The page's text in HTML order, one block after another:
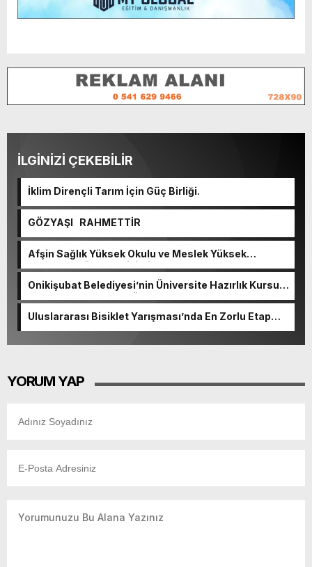
İLGİNİZİ ÇEKEBİLİR
İklim Dirençli Tarım İçin Güç Birliği.
GÖZYAŞI RAHMETTİR
Afşin Sağlık Yüksek Okulu ve Meslek Yüksek
Okulunda görev değişimi!
Onikişubat Belediyesi’nin Üniversite Hazırlık Kursu
başvurularında son gün 7 Ağustos.
Uluslararası Bisiklet Yarışması’nda En Zorlu Etap
YORUM YAP